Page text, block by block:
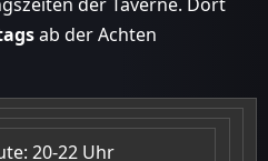
ab der Achten
20-22 Uhr